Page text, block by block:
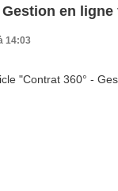
Gestion en
14:03